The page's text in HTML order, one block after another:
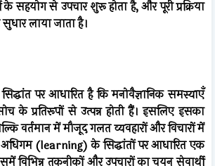
सहयोग से उपचार शुरू होता है, और पूरी प्रक्रिया
लाया जाता है।
पर आधारित है कि मनोवैज्ञानिक समस्याएँ
के प्रतिरूपों से उत्पन्न होती हैं। इसलिए इसका
वर्तमान में मौजूद गलत व्यवहारों और विचारों में
अधिगम (learning) के सिद्धांतों पर आधारित एक
विभिन्न तकनीकों और उपचारों का चयन सेवार्थी